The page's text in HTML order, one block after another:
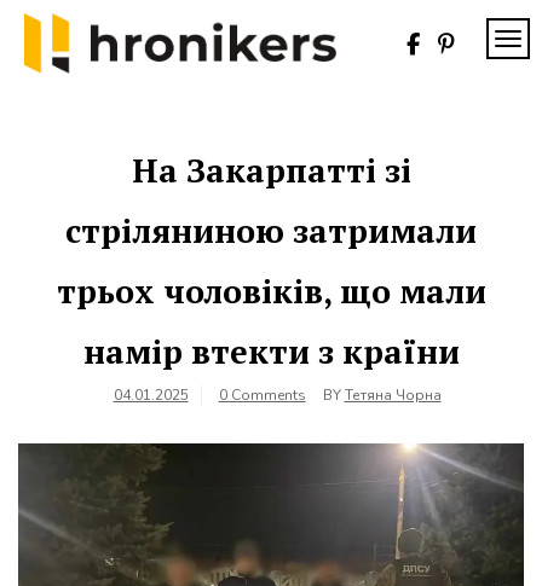
Skip
content
На Закарпатті зі
стріляниною затримали
трьох чоловіків, що мали
намір втекти з країни
04.01.2025 0 Comments BYТетяна Чорна